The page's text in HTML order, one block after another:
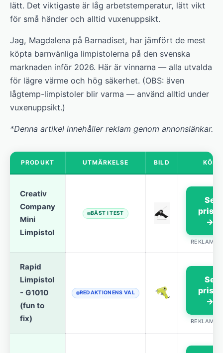
lätt. Det viktigaste är låg arbetstemperatur, lätt vikt
för små händer och alltid vuxenuppsikt.
Jag, Magdalena på Barnadiset, har jämfört de mest
köpta barnvänliga limpistolerna på den svenska
marknaden inför 2026. Här är vinnarna — alla utvalda
för lägre värme och hög säkerhet. (OBS: även
lågtemp-limpistoler blir varma — använd alltid under
vuxenuppsikt.)
*Denna artikel innehåller reklam genom annonslänkar.
PRODUKT UTMÄRKELSE BILD KÖP
Creativ
Company
Mini
Limpistol
BÄST I TEST
Se
priset
→
Rapid
Limpistol
- G1010
(fun to
fix)
REDAKTIONENS VAL
Se
priset
→